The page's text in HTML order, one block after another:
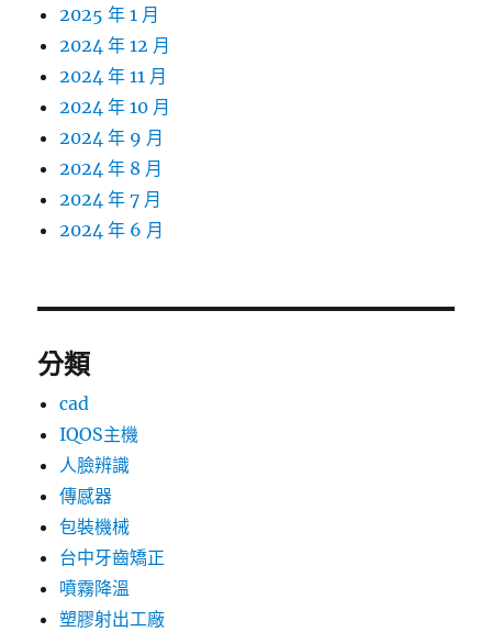
2025 年 1 月
2024 年 12 月
2024 年 11 月
2024 年 10 月
2024 年 9 月
2024 年 8 月
2024 年 7 月
2024 年 6 月
分類
cad
IQOS主機
人臉辨識
傳感器
包裝機械
台中牙齒矯正
噴霧降溫
塑膠射出工廠